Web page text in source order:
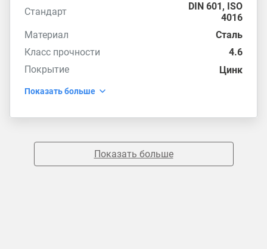
Стандарт
DIN 601, ISO
4016
Материал
Сталь
Класс прочности
4.6
Покрытие
Цинк
Показать больше
Показать больше